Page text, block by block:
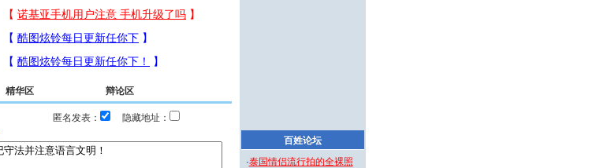
精华区 辩论区
匿名发表：
隐藏地址：
百姓论坛
·泰国情侣流行拍的全裸照